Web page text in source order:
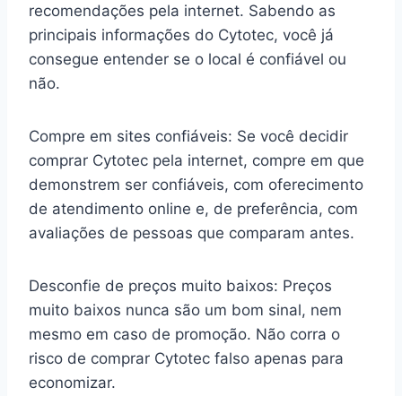
recomendações pela internet. Sabendo as
principais informações do Cytotec, você já
consegue entender se o local é confiável ou
não.
Compre em sites confiáveis: Se você decidir
comprar Cytotec pela internet, compre em que
demonstrem ser confiáveis, com oferecimento
de atendimento online e, de preferência, com
avaliações de pessoas que comparam antes.
Desconfie de preços muito baixos: Preços
muito baixos nunca são um bom sinal, nem
mesmo em caso de promoção. Não corra o
risco de comprar Cytotec falso apenas para
economizar.